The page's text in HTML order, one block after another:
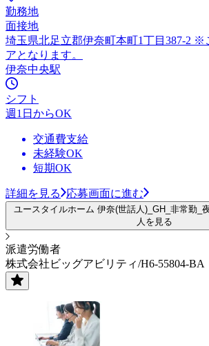
勤務地
面接地
埼玉県北足立郡伊奈町本町1丁目387-2 ※
アとなります。
伊奈中央駅
シフト
週1日からOK
交通費支給
未経験OK
短期OK
詳細を見る 応募画面に進む
ユースタイルホーム 伊奈(世話人)_GH_非常勤_
人を見る
派遣労働者
株式会社ビッグアビリティ/H6-55804-BA